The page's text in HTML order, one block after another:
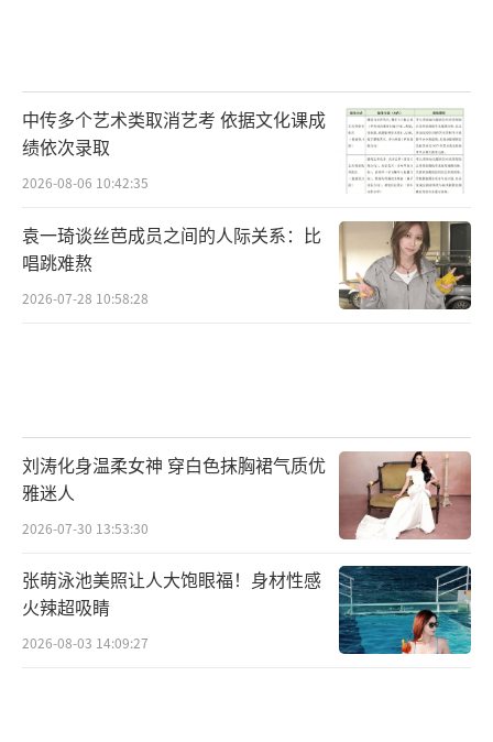
中传多个艺术类取消艺考 依据文化课成
绩依次录取
2026-08-06 10:42:35
袁一琦谈丝芭成员之间的人际关系：比
唱跳难熬
2026-07-28 10:58:28
刘涛化身温柔女神 穿白色抹胸裙气质优
雅迷人
2026-07-30 13:53:30
张萌泳池美照让人大饱眼福！身材性感
火辣超吸睛
2026-08-03 14:09:27